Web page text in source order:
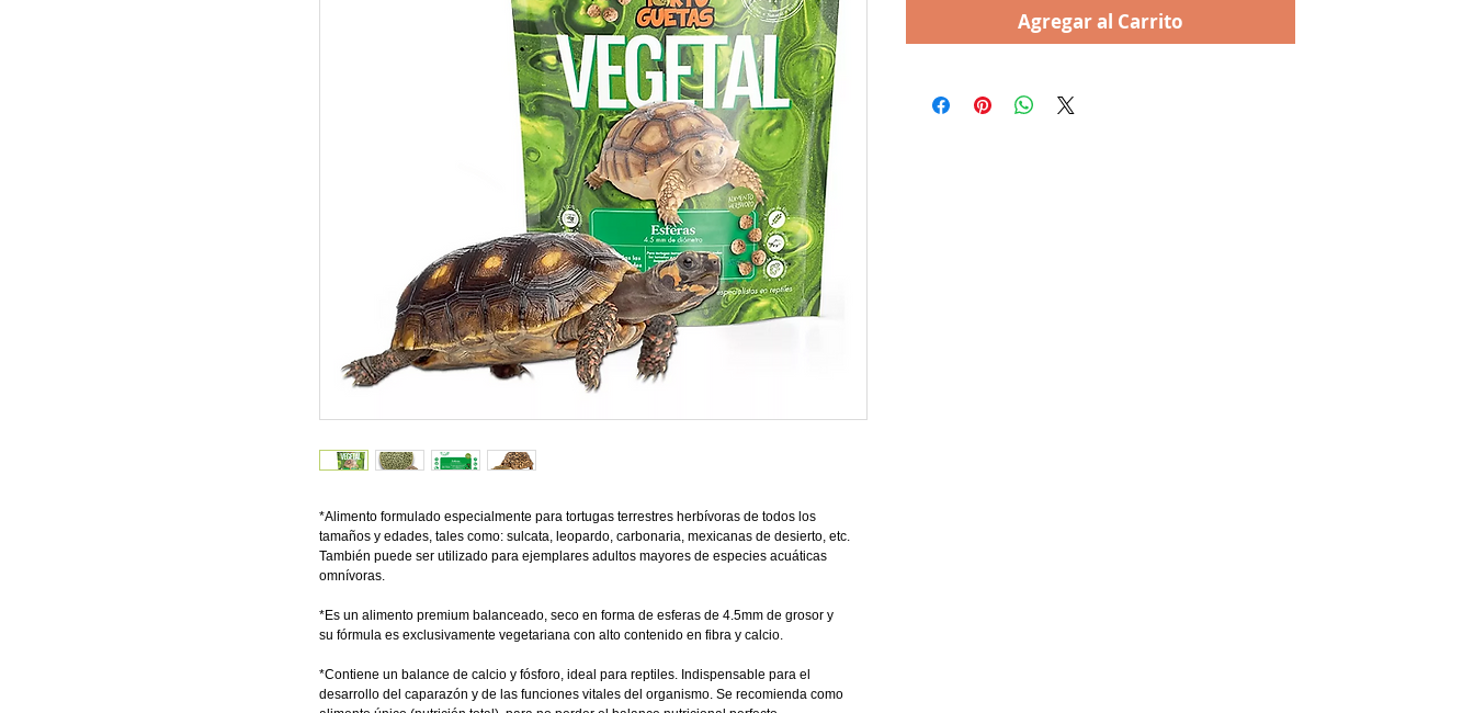
*Alimento formulado especialmente para tortugas terrestres herbívoras de todos los
tamaños y edades, tales como: sulcata, leopardo, carbonaria, mexicanas de desierto, etc.
También puede ser utilizado para ejemplares adultos mayores de especies acuáticas
omnívoras.
*Es un alimento premium balanceado, seco en forma de esferas de 4.5mm de grosor y
su fórmula es exclusivamente vegetariana con alto contenido en fibra y calcio.
*Contiene un balance de calcio y fósforo, ideal para reptiles. Indispensable para el
desarrollo del caparazón y de las funciones vitales del organismo. Se recomienda como
Agregar al Carrito